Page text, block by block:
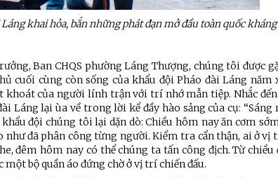
khai hỏa, bắn những phát đạn mở đầu toàn quốc
Ban CHQS phường Láng Thượng, chúng tôi được
cuối cùng còn sống của khẩu đội Pháo đài Láng năm
của người lính trận với trí nhớ mẫn tiệp. Nhắc
Láng lại ùa về trong lời kể đầy hào sảng của cụ: “Sáng
đội chúng tôi lại dặn dò: Chiều hôm nay ăn cơm
như đã phân công từng người. Kiểm tra cẩn thận, ai ở vị
đêm hôm nay có thể chúng ta tấn công địch. Từ chiều
bộ quần áo đứng chờ ở vị trí chiến đấu.